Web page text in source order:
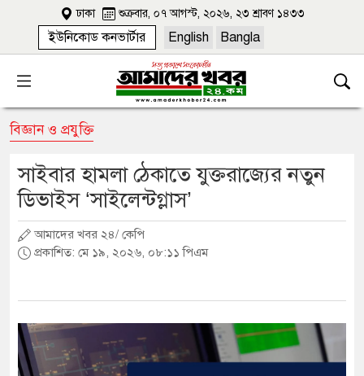
ঢাকা শুক্রবার, ০৭ আগস্ট, ২০২৬, ২৩ শ্রাবণ ১৪৩৩
ইউনিকোড কনভার্টার English Bangla
বিজ্ঞান ও প্রযুক্তি
সাইবার হামলা ঠেকাতে যুক্তরাজ্যের নতুন
ডিভাইস ‘সাইলেন্টগ্লাস’
আমাদের খবর ২৪/ কেপি
প্রকাশিত: মে ১৯, ২০২৬, ০৮:১১ পিএম